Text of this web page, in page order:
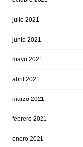
julio 2021
junio 2021
mayo 2021
abril 2021
marzo 2021
febrero 2021
enero 2021